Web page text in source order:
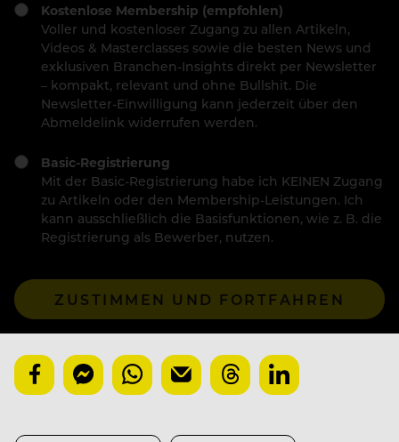
Kostenlose Membership (empfohlen)
Voller und kostenloser Zugang zu allen Artikeln,
Videos & Masterclasses sowie die besten News und
exklusiven Branchen-Insights direkt per Newsletter
– kompakt, relevant und ohne Bullshit. Die
Newsletter-Einwilligung kann jederzeit über den
Abmeldelink widerrufen werden.
Basic-Registrierung
Mit der Basic-Registrierung habe ich KEINEN Zugang
zu Artikeln oder den Membership-Leistungen. Ich
kann ausschließlich die Basisfunktionen, wie z. B. die
Registrierung als Bewerber, nutzen.
ZUSTIMMEN UND FORTFAHREN